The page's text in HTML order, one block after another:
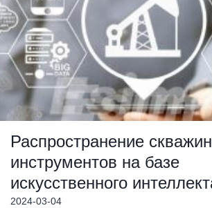
Распространение
инструментов на базе
искусственного
2024-03-04